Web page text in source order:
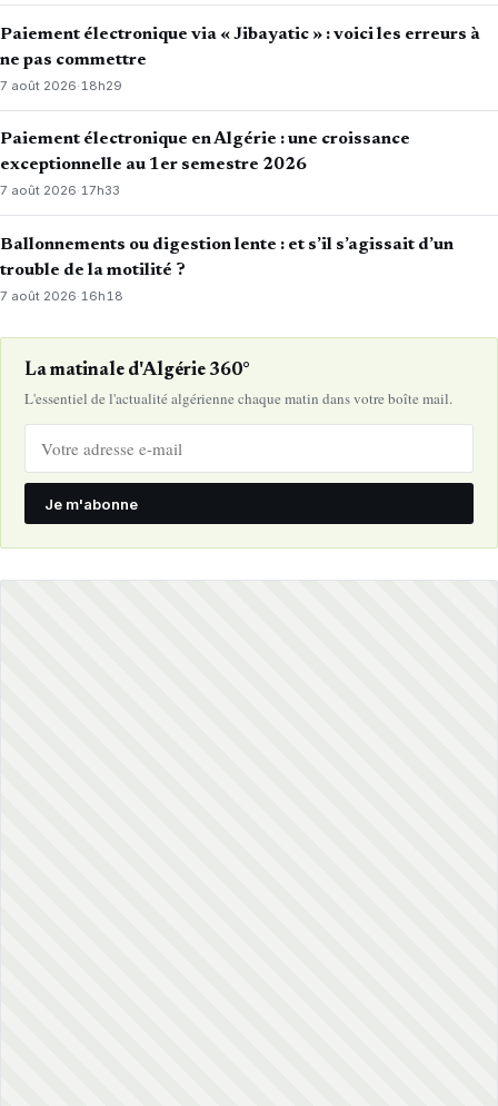
Paiement électronique via « Jibayatic » : voici les erreurs à
ne pas commettre
7 août 2026·18h29
Paiement électronique en Algérie : une croissance
exceptionnelle au 1er semestre 2026
7 août 2026·17h33
Ballonnements ou digestion lente : et s’il s’agissait d’un
trouble de la motilité ?
7 août 2026· 16h18
La matinale d'Algérie 360°
L'essentiel de l'actualité algérienne chaque matin dans votre boîte mail.
Je m'abonne